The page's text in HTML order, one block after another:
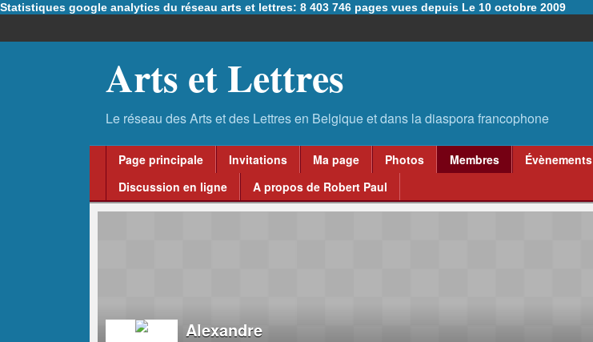
Statistiques google analytics du réseau arts et lettres: 8 403 746 pages vues depuis Le 10 octobre 2009
Arts et Lettres
Page principale Invitations Ma page Photos Membres Évènements
Discussion en ligne
A propos de Robert Paul
Alexandre